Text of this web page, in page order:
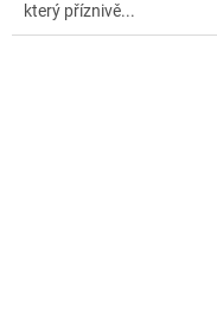
který příznivě...